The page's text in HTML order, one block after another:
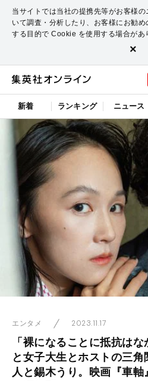
当サイトでは当社の提携先等がお客様の
いて調査・分析したり、お客様にお勧め
する目的で Cookie を使用する場合があ
×
新着 ランキング ニュース
エンタメ 2023.11.17
「裸になることに抵抗は
と女子大生とホストの三
人と錫木うり。映画『車